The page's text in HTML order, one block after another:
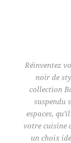
Réinventez
noir de
collection
suspendu
espaces,
votre cuisine
un choix